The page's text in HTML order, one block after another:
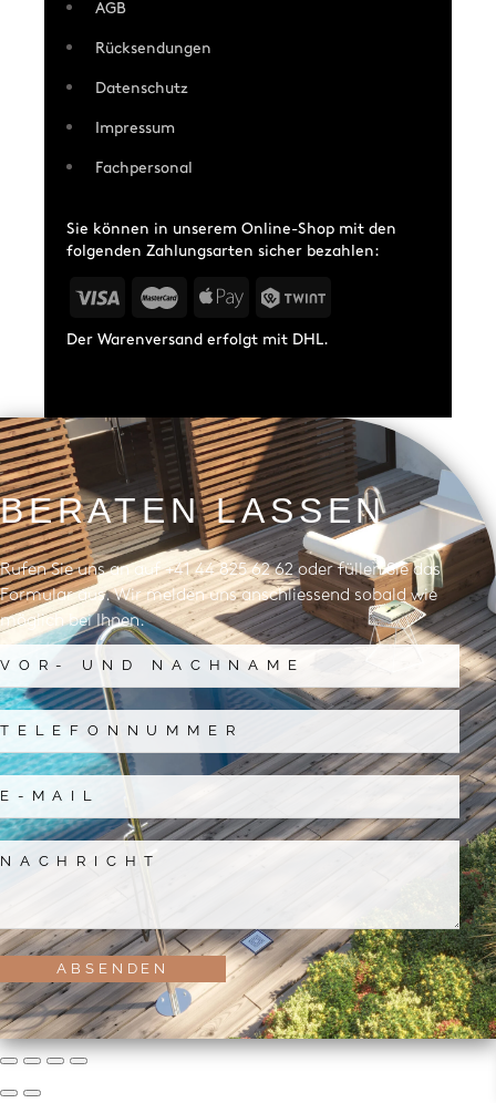
AGB
Rücksendungen
Datenschutz
Impressum
Fachpersonal
Sie können in unserem Online-Shop mit den
folgenden Zahlungsarten sicher bezahlen:
Der Warenversand erfolgt mit DHL.
BERATEN LASSEN
Rufen Sie uns an auf +41 44 825 62 62 oder füllen Sie das
Formular aus. Wir melden uns anschliessend sobald wie
möglich bei Ihnen.
ABSENDEN